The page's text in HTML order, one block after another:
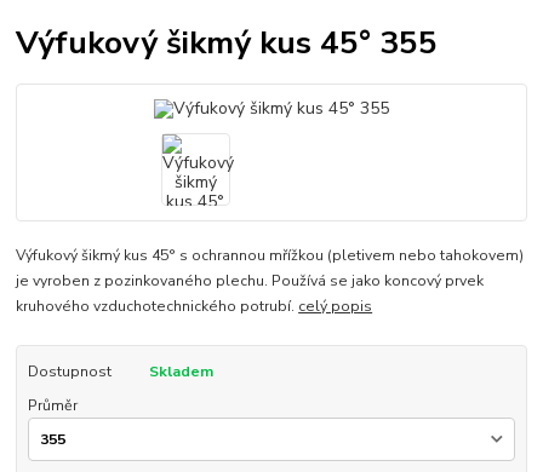
Výfukový šikmý kus 45° 355
Výfukový šikmý kus 45° s ochrannou mřížkou (pletivem nebo tahokovem)
je vyroben z pozinkovaného plechu. Používá se jako koncový prvek
kruhového vzduchotechnického potrubí. celý popis
Dostupnost
Skladem
Průměr